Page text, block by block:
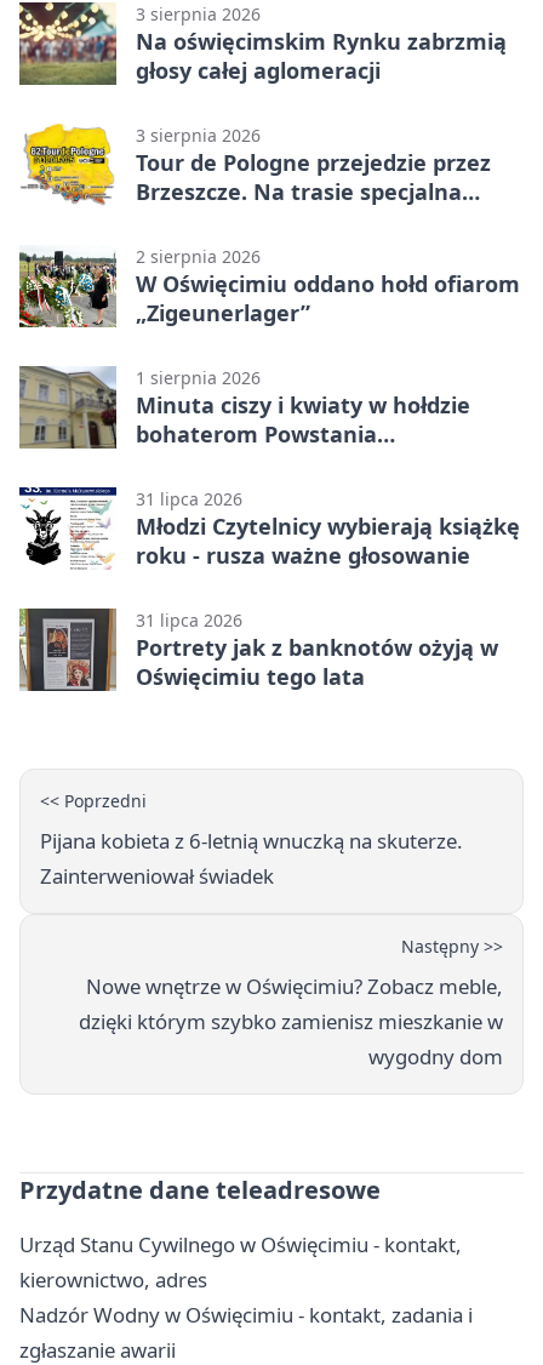
3 sierpnia 2026
Na oświęcimskim Rynku zabrzmią
głosy całej aglomeracji
3 sierpnia 2026
Tour de Pologne przejedzie przez
Brzeszcze. Na trasie specjalna
2 sierpnia 2026
W Oświęcimiu oddano hołd ofiarom
„Zigeunerlager”
1 sierpnia 2026
Minuta ciszy i kwiaty w hołdzie
bohaterom Powstania
31 lipca 2026
Młodzi Czytelnicy wybierają książkę
roku - rusza ważne głosowanie
31 lipca 2026
Portrety jak z banknotów ożyją w
Oświęcimiu tego lata
<< Poprzedni
Pijana kobieta z 6-letnią wnuczką na skuterze.
Zainterweniował świadek
Następny >>
Nowe wnętrze w Oświęcimiu? Zobacz meble,
dzięki którym szybko zamienisz mieszkanie w
wygodny dom
Przydatne dane teleadresowe
Urząd Stanu Cywilnego w Oświęcimiu - kontakt,
kierownictwo, adres
Nadzór Wodny w Oświęcimiu - kontakt, zadania i
zgłaszanie awarii